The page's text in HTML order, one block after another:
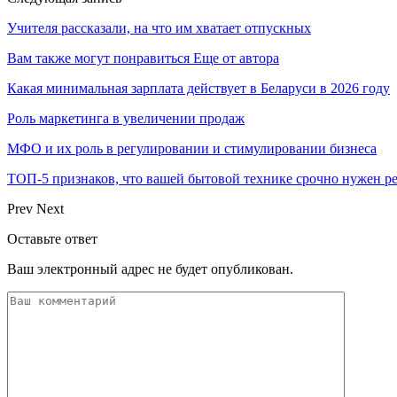
Учителя рассказали, на что им хватает отпускных
Вам также могут понравиться Еще от автора
Какая минимальная зарплата действует в Беларуси в 2026 году
Роль маркетинга в увеличении продаж
МФО и их роль в регулировании и стимулировании бизнеса
ТОП-5 признаков, что вашей бытовой технике срочно нужен
Prev Next
Оставьте ответ
Ваш электронный адрес не будет опубликован.